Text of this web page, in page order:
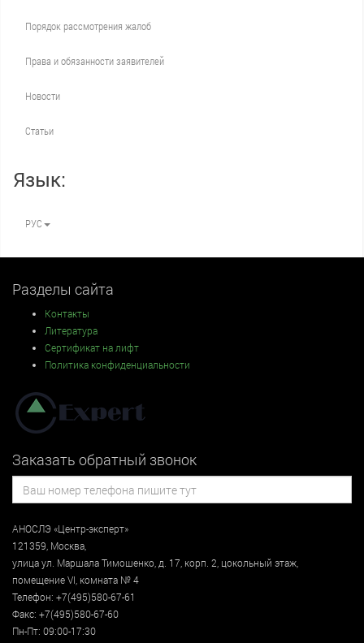
Порядок рассмотрения жалоб
Права и обязанности заявителей
Новости
Статьи
Язык:
РУС
Разделы сайта
Контакты
Литература
Сертификат на лифт
Политика конфиденциальности
Заказать обратный звонок
АНОСЛЭ «Центр-эксперт»
121359 Москва
улицаул. Маршала Тимошенко, д. 17, корп. 2, цокольный этаж
помещение VI, комната № 4
Телефон: +7(495)580-67-61
Факс: +7(495)580-67-60
Пн-Пт: 09:00-17:30